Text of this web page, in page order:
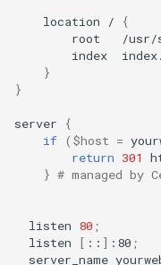
location /
{
root
/usr/
index
}
}
server
{
if ( $host =
return 301
} # managed by
listen 80 ;
listen
[ :: ] :80 ;
server_name